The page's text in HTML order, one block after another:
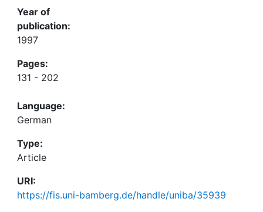
Year of
publication:
1997
Pages:
131 - 202
Language:
German
Type:
Article
URI:
https://fis.uni-bamberg.de/handle/uniba/35939